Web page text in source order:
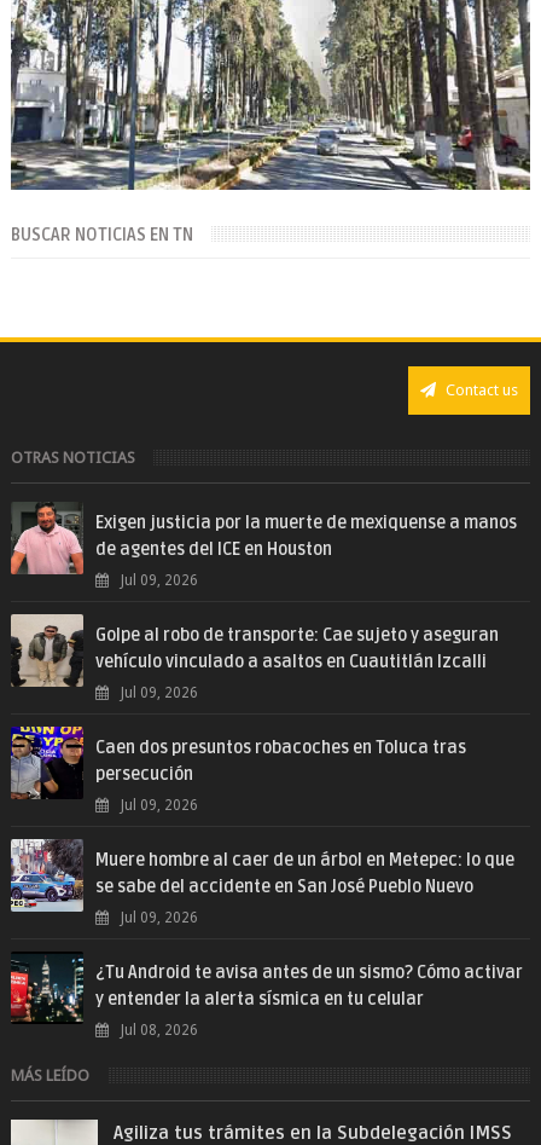
BUSCAR NOTICIAS EN TN
Contact us
OTRAS NOTICIAS
Exigen justicia por la muerte de mexiquense a manos
de agentes del ICE en Houston
Jul 09, 2026
Golpe al robo de transporte: Cae sujeto y aseguran
vehículo vinculado a asaltos en Cuautitlán Izcalli
Jul 09, 2026
Caen dos presuntos robacoches en Toluca tras
persecución
Jul 09, 2026
Muere hombre al caer de un árbol en Metepec: lo que
se sabe del accidente en San José Pueblo Nuevo
Jul 09, 2026
¿Tu Android te avisa antes de un sismo? Cómo activar
y entender la alerta sísmica en tu celular
Jul 08, 2026
MÁS LEÍDO
Agiliza tus trámites en la Subdelegación IMSS